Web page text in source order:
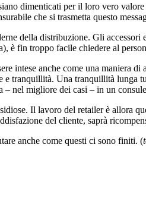
dimenticati per il loro vero
che si trasmetta questo
della distribuzione. Gli
fin troppo facile chiedere al
intese anche come una maniera
tranquillità. Una tranquillità
nel migliore dei casi – in un
Il lavoro del retailer è allora
del cliente, saprà
anche come questi ci sono finiti. (